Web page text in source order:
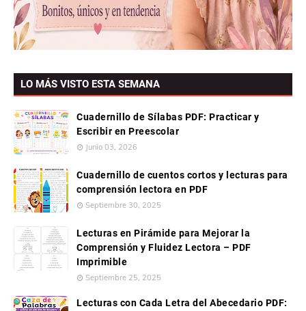
LO MÁS VISTO ESTA SEMANA
Cuadernillo de Sílabas PDF: Practicar y
Escribir en Preescolar
Junio 03, 2026
Cuadernillo de cuentos cortos y lecturas para
comprensión lectora en PDF
Septiembre 30, 2025
Lecturas en Pirámide para Mejorar la
Comprensión y Fluidez Lectora – PDF
Imprimible
Septiembre 25, 2025
Lecturas con Cada Letra del Abecedario PDF: